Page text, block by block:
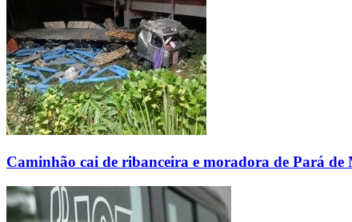
Caminhão cai de ribanceira e moradora de Pará de